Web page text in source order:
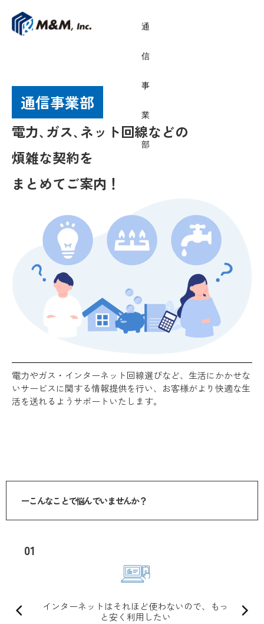
通
信
事
業
部
通信事業部
電力､ガス､ネット回線などの
煩雑な契約を
まとめてご案内！
電力やガス・インターネット回線選びなど、生活にかかせな
いサービスに関する情報提供を行い、お客様がより快適な生
活を送れるようサポートいたします。
ーこんなことで悩んでいませんか？
01
インターネットはそれほど使わないので、もっ
と安く利用したい